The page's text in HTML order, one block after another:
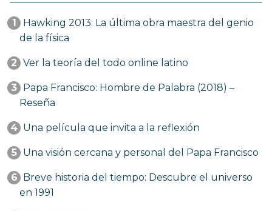
1
Hawking 2013: La última obra maestra del genio
de la física
2 Ver la teoría del todo online latino
3
Papa Francisco: Hombre de Palabra (2018) –
Reseña
4 Una película que invita a la reflexión
5 Una visión cercana y personal del Papa Francisco
6
Breve historia del tiempo: Descubre el universo
en 1991